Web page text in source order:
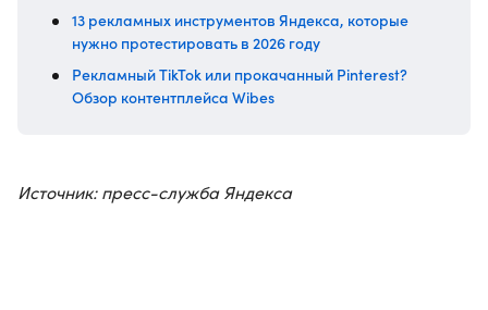
13 рекламных инструментов Яндекса, которые
нужно протестировать в 2026 году
Рекламный TikTok или прокачанный Pinterest?
Обзор контентплейса Wibes
Источник: пресс-служба Яндекса